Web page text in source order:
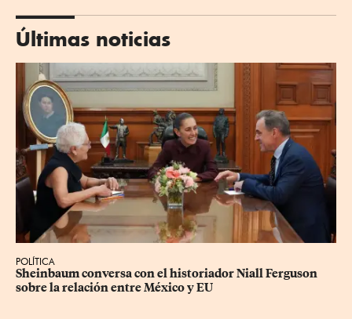
Últimas noticias
POLÍTICA
Sheinbaum conversa con el historiador Niall Ferguson
sobre la relación entre México y EU